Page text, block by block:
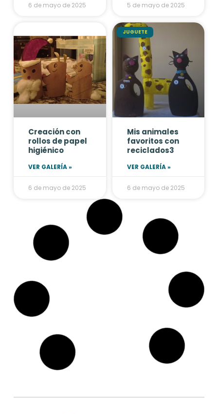
6 de mayo de 2025 5 de mayo de 2025
Creación con
rollos de papel
higiénico
VER GALERÍA »
6 de mayo de 2025
JUGUETE
Mis animales
favoritos con
reciclados3
VER GALERÍA »
6 de mayo de 2025
Reciclando
VER GALERÍA »
6 de mayo de 2025
VER GALERÍA »
6 de mayo de 2025